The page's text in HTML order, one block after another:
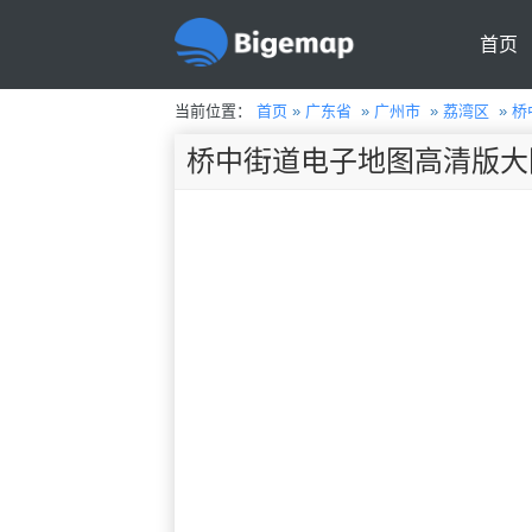
首页
当前位置： 首页» 广东省 » 广州市» 荔湾区 » 桥
桥中街道电子地图高清版